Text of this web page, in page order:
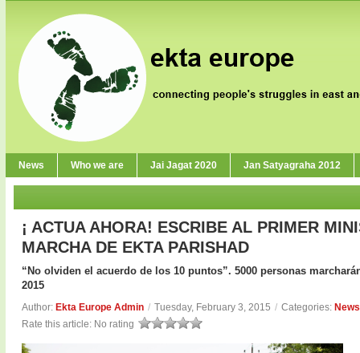
News Who we are Jai Jagat 2020 Jan Satyagraha 2012
¡ ACTUA AHORA! ESCRIBE AL PRIMER
MARCHA DE EKTA PARISHAD
“No olviden el acuerdo de los 10 puntos”. 5000 personas
2015
Author: Ekta Europe Admin / Tuesday, February 3, 2015 / Categories: News
Rate this article: No rating